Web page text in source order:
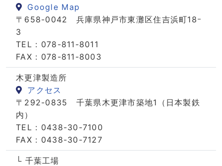
Google Map
〒658-0042 兵庫県神戸市東灘区住吉浜町18ｰ
3
TEL : 078-811-8011
FAX : 078-811-8003
木更津製造所
アクセス
〒292-0835 千葉県木更津市築地1（日本製鉄
内）
TEL : 0438-30-7100
FAX : 0438-30-7127
└ 千葉工場